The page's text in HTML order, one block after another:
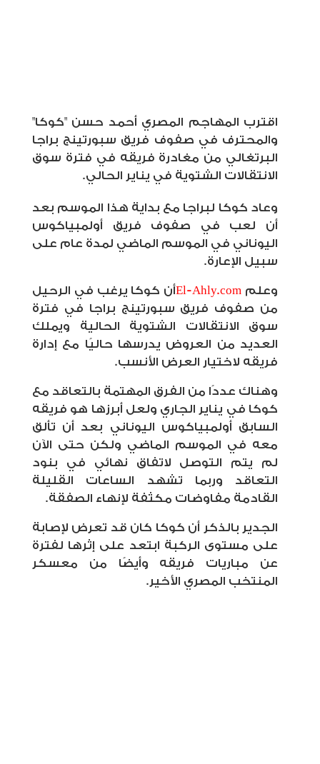
اقترب المهاجم المصري أحمد حسن "كوكا"
والمحترف في صفوف فريق سبورتينج براجا
البرتغالي من مغادرة فريقه في فترة سوق
الانتقالات الشتوية في يناير الحالي.
وعاد كوكا لبراجا مع بداية هذا الموسم بعد
أن لعب في صفوف فريق أولمبياكوس
اليوناني في الموسم الماضي لمدة عام على
سبيل الإعارة.
وعلم El-Ahly.comأن كوكا يرغب في الرحيل
من صفوف فريق سبورتينج براجا في فترة
سوق الانتقالات الشتوية الحالية ويملك
العديد من العروض يدرسها حاليًا مع إدارة
فريقه لاختيار العرض الأنسب.
وهناك عددًا من الفرق المهتمة بالتعاقد مع
كوكا في يناير الجاري ولعل أبرزها هو فريقه
السابق أولمبياكوس اليوناني بعد أن تألق
معه في الموسم الماضي ولكن حتى الآن
لم يتم التوصل لاتفاق نهائي في بنود
التعاقد وربما تشهد الساعات القليلة
القادمة مفاوضات مكثفة لإنهاء الصفقة.
الجدير بالذكر أن كوكا كان قد تعرض لإصابة
على مستوى الركبة ابتعد على إثرها لفترة
عن مباريات فريقه وأيضًا من معسكر
المنتخب المصري الأخير.